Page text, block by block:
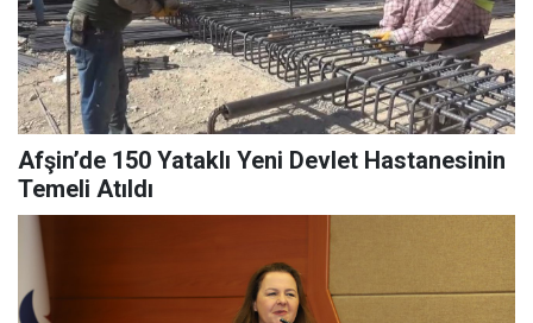
Afşin’de 150 Yataklı Yeni Devlet Hastanesinin
Temeli Atıldı